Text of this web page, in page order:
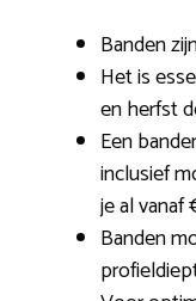
Banden
Het is
en herfst
Een
inclusief
je al vanaf
Banden